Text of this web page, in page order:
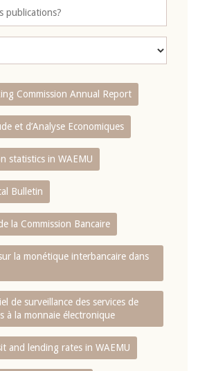
Commission Annual Report
et d’Analyse Economiques
statistics in WAEMU
Bulletin
la Commission Bancaire
la monétique interbancaire dans
de surveillance des services de
à la monnaie électronique
and lending rates in WAEMU